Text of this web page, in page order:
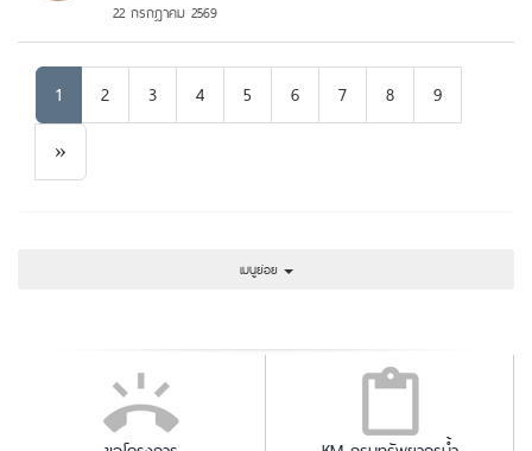
22 กรกฎาคม 2569
1 2 3 4 5 6 7 8
9
»
เมนูย่อย